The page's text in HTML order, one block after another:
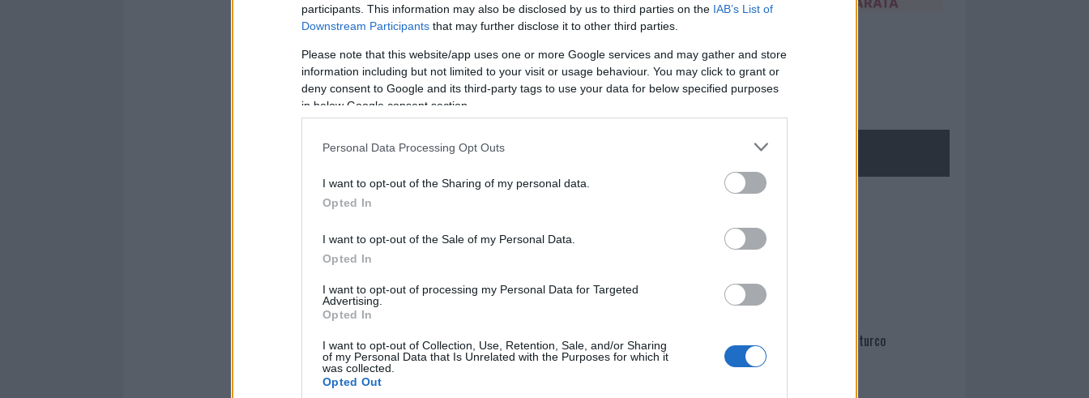
participants. This information may also be disclosed by us to third parties on the IAB’s List of
Downstream Participants that may further disclose it to other third parties.
Please note that this website/app uses one or more Google services and may gather and store
information including but not limited to your visit or usage behaviour. You may click to grant or
deny consent to Google and its third-party tags to use your data for below specified purposes
in below Google consent section.
Personal Data Processing Opt Outs
I want to opt-out of the Sharing of my personal data.
Opted In
I want to opt-out of the Sale of my Personal Data.
Opted In
I want to opt-out of processing my Personal Data for Targeted
Advertising.
Opted In
I want to opt-out of Collection, Use, Retention, Sale, and/or Sharing
of my Personal Data that Is Unrelated with the Purposes for which it
was collected.
Opted Out
NECROLOGIE
Martina Agostina Diturco